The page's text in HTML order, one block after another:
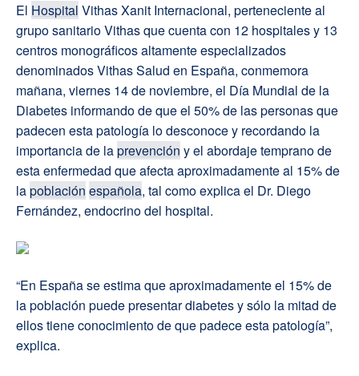
El Hospital Vithas Xanit Internacional, perteneciente al
grupo sanitario Vithas que cuenta con 12 hospitales y 13
centros monográficos altamente especializados
denominados Vithas Salud en España, conmemora
mañana, viernes 14 de noviembre, el Día Mundial de la
Diabetes informando de que el 50% de las personas que
padecen esta patología lo desconoce y recordando la
importancia de laprevención y el abordaje temprano de
esta enfermedad que afecta aproximadamente al 15% de
lapoblación española, tal como explica el Dr. Diego
Fernández, endocrino del hospital.
“En España se estima que aproximadamente el 15% de
la población puede presentar diabetes y sólo la mitad de
ellos tiene conocimiento de que padece esta patología”,
explica.